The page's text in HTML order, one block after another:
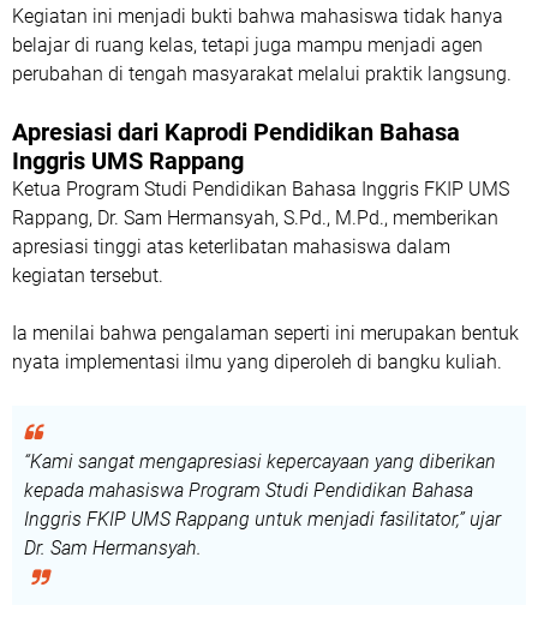
Kegiatan ini menjadi bukti bahwa mahasiswa tidak hanya
belajar di ruang kelas, tetapi juga mampu menjadi agen
perubahan di tengah masyarakat melalui praktik langsung.
Apresiasi dari Kaprodi Pendidikan Bahasa
Inggris UMS Rappang
Ketua Program Studi Pendidikan Bahasa Inggris FKIP UMS
Rappang, Dr. Sam Hermansyah, S.Pd., M.Pd., memberikan
apresiasi tinggi atas keterlibatan mahasiswa dalam
kegiatan tersebut.
Ia menilai bahwa pengalaman seperti ini merupakan bentuk
nyata implementasi ilmu yang diperoleh di bangku kuliah.
“Kami sangat mengapresiasi kepercayaan yang diberikan
kepada mahasiswa Program Studi Pendidikan Bahasa
Inggris FKIP UMS Rappang untuk menjadi fasilitator,” ujar
Dr. Sam Hermansyah.